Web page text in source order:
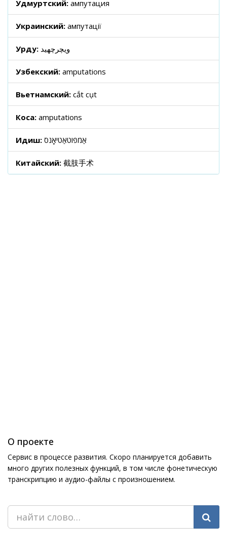
Удмуртский: ампутация
Украинский: ампутації
Урду: ویچرچھید
Узбекский: amputations
Вьетнамский: cắt cụt
Коса: amputations
Идиш: אַמפּוטאַטיאָנס
Китайский: 截肢手术
О проекте
Сервис в процессе развития. Скоро планируется добавить
много других полезных функций, в том числе фонетическую
транскрипцию и аудио-файлы с произношением.